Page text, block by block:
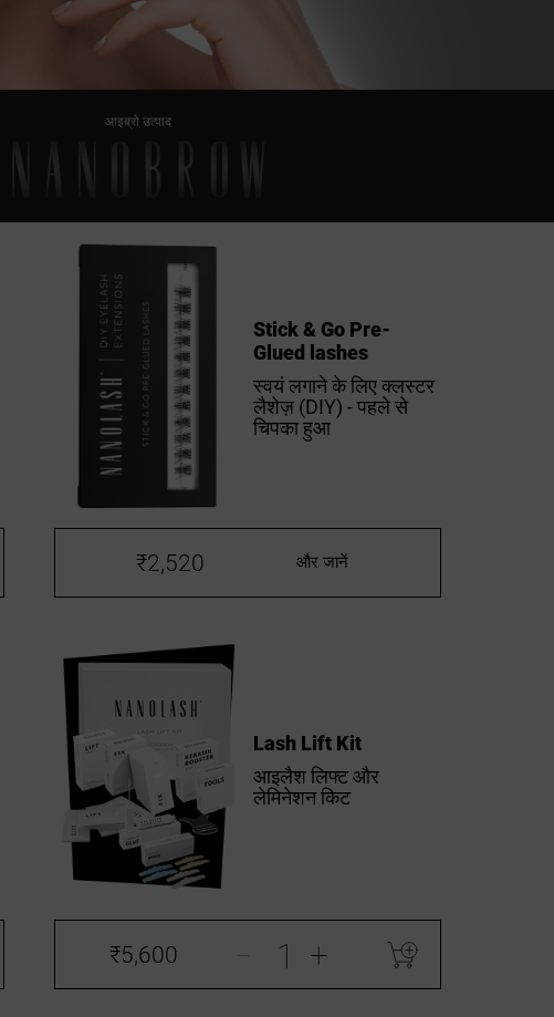
आइब्रो उत्पाद
Stick & Go Pre-
Glued lashes
स्वयं लगाने के लिए क्लस्टर
लैशेज़ (DIY) - पहले से
चिपका हुआ
₹2,520 और जानें
Lash Lift Kit
आइलैश लिफ्ट और
लेमिनेशन किट
₹5,600 +